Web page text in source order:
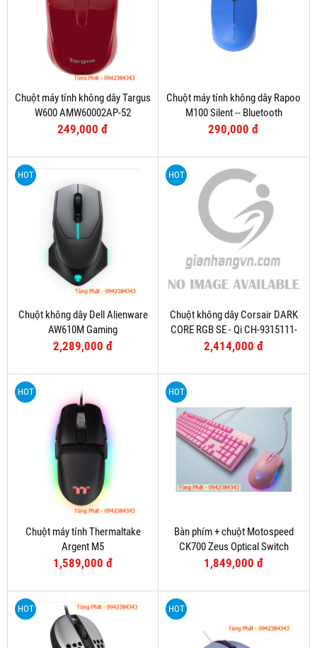
Chuột máy tính không dây Targus
W600 AMW60002AP-52
249,000 đ
Chuột máy tính không dây Rapoo
M100 Silent -- Bluetooth
290,000 đ
HOT
Chuột không dây Dell Alienware
AW610M Gaming
2,289,000 đ
HOT
Chuột không dây Corsair DARK
CORE RGB SE - Qi CH-9315111-
AP
2,414,000 đ
HOT
Chuột máy tính Thermaltake
Argent M5
1,589,000 đ
HOT
Bàn phím + chuột Motospeed
CK700 Zeus Optical Switch
(Hồng)
1,849,000 đ
HOT HOT